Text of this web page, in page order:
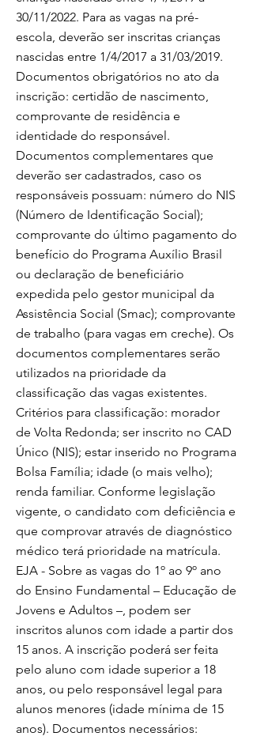
30/11/2022. Para as vagas na pré-
escola, deverão ser inscritas crianças
nascidas entre 1/4/2017 a 31/03/2019.
Documentos obrigatórios no ato da
inscrição: certidão de nascimento,
comprovante de residência e
identidade do responsável.
Documentos complementares que
deverão ser cadastrados, caso os
responsáveis possuam: número do NIS
(Número de Identificação Social);
comprovante do último pagamento do
benefício do Programa Auxílio Brasil
ou declaração de beneficiário
expedida pelo gestor municipal da
Assistência Social (Smac); comprovante
de trabalho (para vagas em creche). Os
documentos complementares serão
utilizados na prioridade da
classificação das vagas existentes.
Critérios para classificação: morador
de Volta Redonda; ser inscrito no CAD
Único (NIS); estar inserido no Programa
Bolsa Família; idade (o mais velho);
renda familiar. Conforme legislação
vigente, o candidato com deficiência e
que comprovar através de diagnóstico
médico terá prioridade na matrícula.
EJA - Sobre as vagas do 1º ao 9º ano
do Ensino Fundamental – Educação de
Jovens e Adultos –, podem ser
inscritos alunos com idade a partir dos
15 anos. A inscrição poderá ser feita
pelo aluno com idade superior a 18
anos, ou pelo responsável legal para
alunos menores (idade mínima de 15
anos). Documentos necessários: